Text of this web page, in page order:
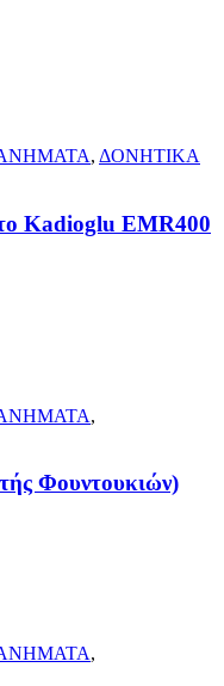
, ΔΟΝΗΤΙΚΑ
Kadioglu EMR400
,
Φουντουκιών)
,